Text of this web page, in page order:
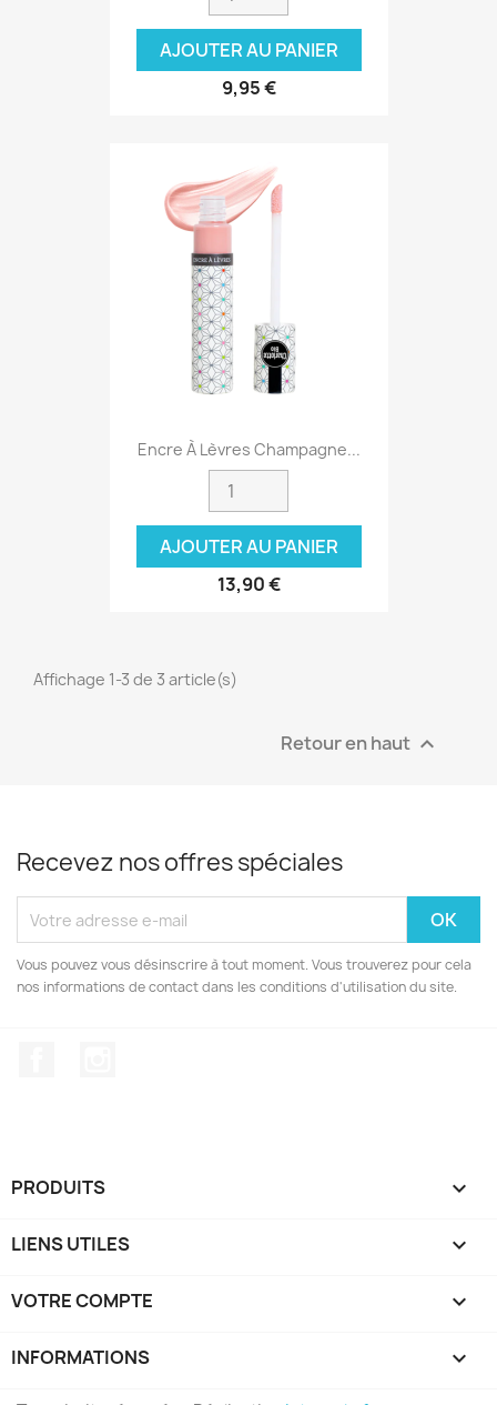
AJOUTER AU PANIER
9,95 €
Encre À Lèvres Champagne...
AJOUTER AU PANIER
13,90 €
Affichage 1-3 de 3 article(s)
Retour en haut 
Recevez nos offres spéciales
Vous pouvez vous désinscrire à tout moment. Vous trouverez pour cela
nos informations de contact dans les conditions d'utilisation du site.
PRODUITS 
LIENS UTILES 
VOTRE COMPTE 
INFORMATIONS keyboard_arrow_down